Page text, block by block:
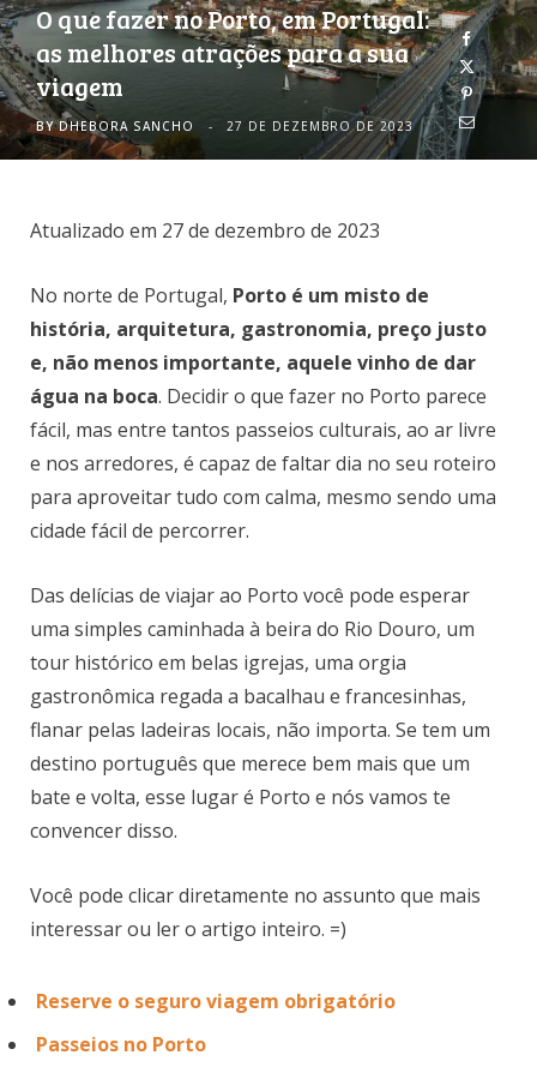
o
o
k
g
r
a
O que fazer no Porto, em Portugal:
as melhores atrações para a sua
viagem
BY DHEBORA SANCHO 27 DE DEZEMBRO DE 2023
Atualizado em 27 de dezembro de 2023
No norte de Portugal, Porto é um misto de
história, arquitetura, gastronomia, preço justo
e, não menos importante, aquele vinho de dar
água na boca. Decidir o que fazer no Porto parece
fácil, mas entre tantos passeios culturais, ao ar livre
e nos arredores, é capaz de faltar dia no seu roteiro
para aproveitar tudo com calma, mesmo sendo uma
cidade fácil de percorrer.
Das delícias de viajar ao Porto você pode esperar
uma simples caminhada à beira do Rio Douro, um
tour histórico em belas igrejas, uma orgia
gastronômica regada a bacalhau e francesinhas,
flanar pelas ladeiras locais, não importa. Se tem um
destino português que merece bem mais que um
bate e volta, esse lugar é Porto e nós vamos te
convencer disso.
Você pode clicar diretamente no assunto que mais
interessar ou ler o artigo inteiro. =)
Reserve o seguro viagem obrigatório
Passeios no Porto